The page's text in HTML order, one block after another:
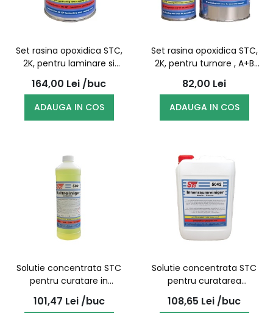
Set rasina opoxidica STC,
2K, pentru laminare si
turnare, A+B 1Kg - 10060
164,00 Lei /buc
ADAUGA IN COS
Set rasina opoxidica STC,
2K, pentru turnare , A+B
0.504Kg - 10040
82,00 Lei
ADAUGA IN COS
Solutie concentrata STC
pentru curatare in
atelierele auto HP-CLEANER
5041, 1L
101,47 Lei /buc
Solutie concentrata STC
pentru curatarea
interioarelor 5042 (Fresh
scent) 5L
108,65 Lei /buc